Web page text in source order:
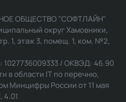
ОБЩЕСТВО "СОФТЛАЙН"
округ Хамовники,
1, этаж 3, помещ. 1, ком. №2,
/ ОКВЭД: 46.90
в области IT по перечню,
Минцифры России от 11 мая
4.01